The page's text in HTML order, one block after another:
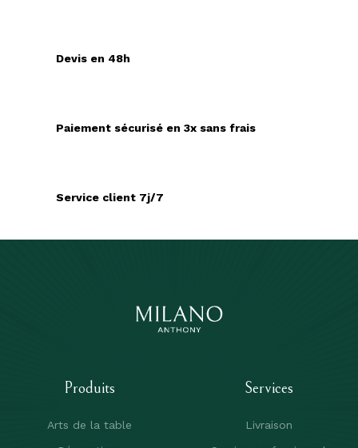
Devis en 48h
Paiement sécurisé en 3x sans frais
Service client 7j/7
Produits
Arts de la table
Services
Livraison